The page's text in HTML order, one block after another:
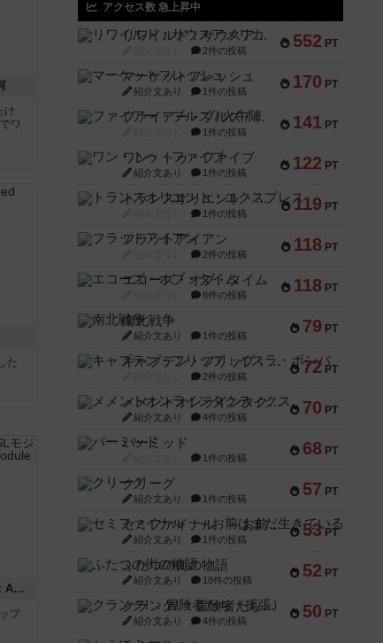
け
ワ
た
ドゥームド・バタリオンズ：ASLモジュール11
プ
アクセス数 急上昇中
552 PT
リワイルド：サウスアメリカ
2件の投稿
170 PT
マーケットフレッシュ
紹介文あり 1件の投稿
141 PT
ファイアー・ブルズ / 火牛陣
1件の投稿
122 PT
ワン・トゥ・ファイブ
紹介文あり 1件の投稿
119 PT
トランスオリエント・エクスプレス
1件の投稿
118 PT
フラットアイアン
2件の投稿
118 PT
エコーズ・オブ・タイム
8件の投稿
79 PT
南北戦争
紹介文あり 1件の投稿
72 PT
キャプテン・フリップ：イスラ・ボンバ
2件の投稿
70 PT
メメントオンラインタクティクス
紹介文あり 4件の投稿
68 PT
パーミッド
1件の投稿
57 PT
クリーグ
紹介文あり 1件の投稿
53 PT
セミファイナル ～お前はまだ生きている～
紹介文あり 1件の投稿
52 PT
ふたつの街の物語
紹介文あり 18件の投稿
50 PT
クランク! ：冒険者たち（拡張）
紹介文あり 4件の投稿